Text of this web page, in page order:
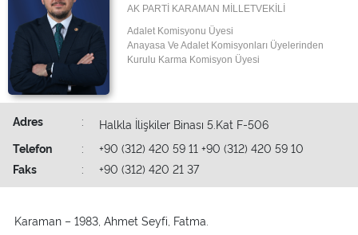
AK PARTİ KARAMAN MİLLETVEKİLİ
Adalet Komisyonu Üyesi
Anayasa Ve Adalet Komisyonları Üyelerinden
Kurulu Karma Komisyon Üyesi
Adres :
Halkla İlişkiler Binası 5.Kat F-506
Telefon
:
+90 (312) 420 59 11 +90 (312) 420 59 10
Faks
: +90 (312) 420 21 37
Karaman – 1983, Ahmet Seyfi, Fatma.